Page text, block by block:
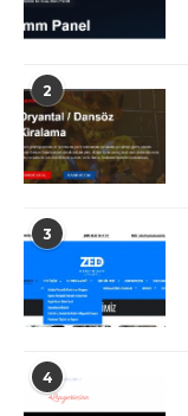
2
3
4